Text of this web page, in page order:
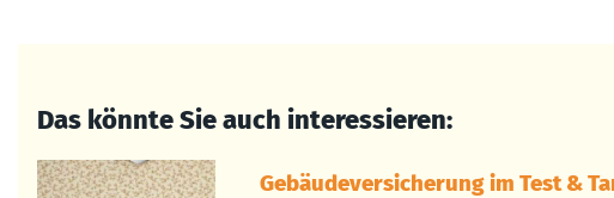
Das könnte Sie auch interessieren:
Gebäudeversicherung im Test &